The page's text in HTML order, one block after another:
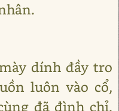
dính đầy tro
luôn vào cổ,
đã đình chỉ.